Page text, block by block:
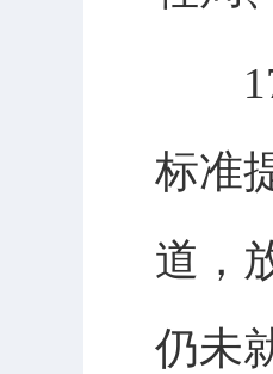
17.
标准
道，
仍未